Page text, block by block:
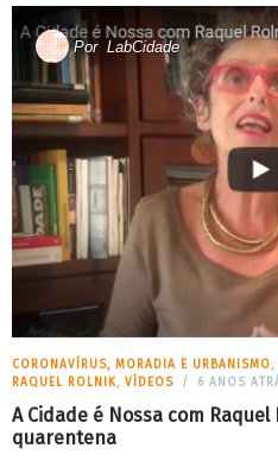
Por LabCidade
CORONAVÍRUS, MORADIA E URBANISMO,
RAQUEL ROLNIK, VÍDEOS 6 ANOS
A Cidade é Nossa com
quarentena